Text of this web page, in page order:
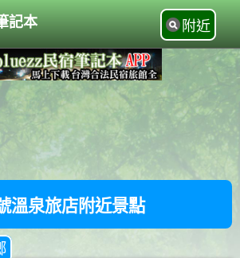
記本 附近
溫泉旅店附近景點